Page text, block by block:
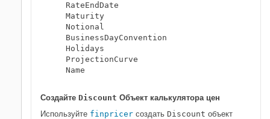
    RateEndDate
    Maturity
    Notional
    BusinessDayConvention
    Holidays
    ProjectionCurve
    Name
Создайте Discount Объект калькулятора цен
Используйте finpricer создать Discount объект